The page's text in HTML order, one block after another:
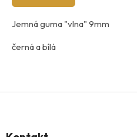
Jemná guma "vlna" 9mm
černá a bílá